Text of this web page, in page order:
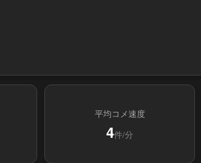
平均コメ速度
4件/分